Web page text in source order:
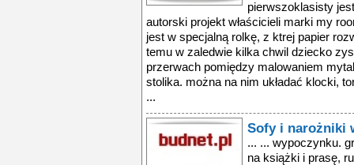
pierwszoklasisty
autorski projekt właścicieli marki my
jest w specjalną rolkę, z ktrej papier
temu w zaledwie kilka chwil dziecko
przerwach pomiędzy malowaniem
stolika. można na nim układać klocki,
...
Sofy i narożniki
... ... wypoczynku.
na książki i prasę,